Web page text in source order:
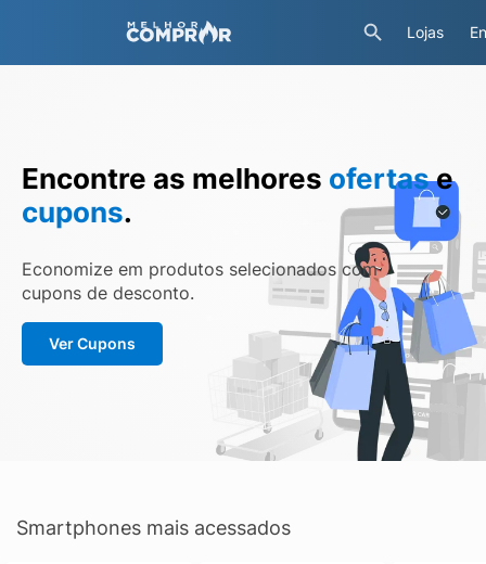
Lojas
Encontre as melhores ofertase
cupons.
Economize em produtos selecionados com
cupons de desconto.
Ver Cupons
Smartphones mais acessados